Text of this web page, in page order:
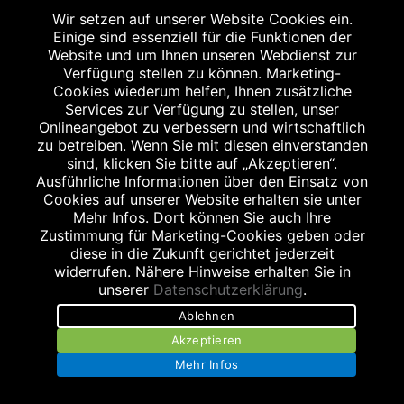
Jetzt bestellen
26%
GESPART
26%
GESPART
ARTELAC
Splash EDO Augentropfen
Wir setzen auf unserer Website Cookies ein.
Einige sind essenziell für die Funktionen der
Website und um Ihnen unseren Webdienst zur
Verfügung stellen zu können. Marketing-
Cookies wiederum helfen, Ihnen zusätzliche
Services zur Verfügung zu stellen, unser
Onlineangebot zu verbessern und wirtschaftlich
zu betreiben. Wenn Sie mit diesen einverstanden
sind, klicken Sie bitte auf „Akzeptieren“.
Ausführliche Informationen über den Einsatz von
Cookies auf unserer Website erhalten sie unter
Mehr Infos. Dort können Sie auch Ihre
Zustimmung für Marketing-Cookies geben oder
diese in die Zukunft gerichtet jederzeit
widerrufen. Nähere Hinweise erhalten Sie in
unserer Datenschutzerklärung.
Ablehnen
Akzeptieren
Mehr Infos